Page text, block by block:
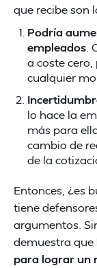
que recibe son
Podría
empleados .
a coste
cualquier
lo hace la
más para
cambio de
de la
Entonces, ¿es
tiene
argumentos.
demuestra que
para lograr un